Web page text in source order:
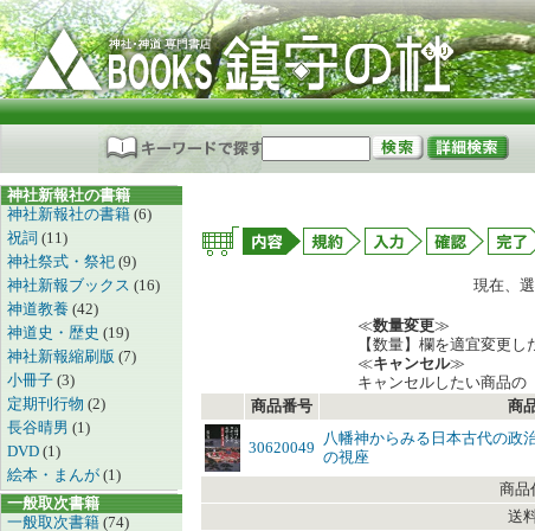
神社新報社の書籍
神社新報社の書籍 (6)
祝詞 (11)
神社祭式・祭祀 (9)
神社新報ブックス (16)
神道教養 (42)
神道史・歴史 (19)
神社新報縮刷版 (7)
小冊子 (3)
定期刊行物 (2)
長谷晴男 (1)
DVD (1)
絵本・まんが (1)
一般取次書籍
一般取次書籍 (74)
現在、
≪数量変更≫
【数量】欄を適宜変更
≪キャンセル≫
キャンセルしたい商品の
商品番号
商
30620049
八幡神からみる日本古代の
の視座
商品
送